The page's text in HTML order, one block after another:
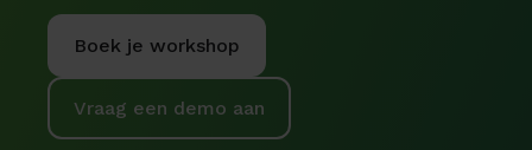
Boek je workshop
Vraag een demo aan